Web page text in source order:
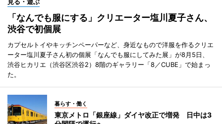
「なんでも服にする」クリエーター塩川夏子さん、
渋谷で初個展
カプセルトイやキッチンペーパーなど、身近なもので洋服を作るクリエ
ーター塩川夏子さん初の個展「なんでも服にしてみた展」が8月5日、
渋谷ヒカリエ（渋谷区渋谷2）8階のギャラリー「8／CUBE」で始まっ
た。
暮らす・働く
東京メトロ「銀座線」ダイヤ改正で増発 日中は3